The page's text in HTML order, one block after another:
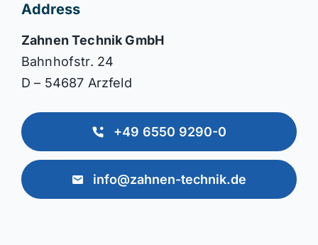
Address
Zahnen Technik GmbH
Bahnhofstr. 24
D – 54687 Arzfeld
+49 6550 9290-0
info@zahnen-technik.de